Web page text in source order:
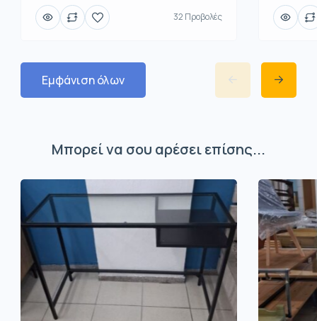
32 Προβολές
Εμφάνιση όλων
Μπορεί να σου αρέσει επίσης...